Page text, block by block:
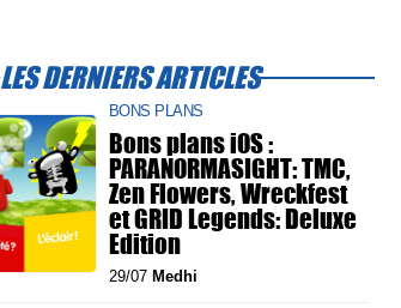
LES DERNIERS ARTICLES
BONS PLANS
Bons plans iOS :
PARANORMASIGHT: TMC,
Zen Flowers, Wreckfest
et GRID Legends: Deluxe
Edition
29/07 Medhi